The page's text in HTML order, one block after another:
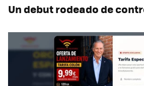
Un debut rodeado de